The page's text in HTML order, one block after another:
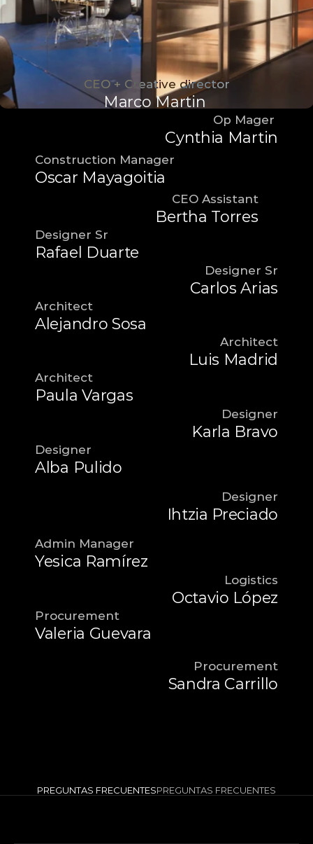
CEO + Creative director
Marco Martin
Op Mager
Cynthia Martin
Construction Manager
Oscar Mayagoitia
CEO Assistant
Bertha Torres
Designer Sr
Rafael Duarte
Designer Sr
Carlos Arias
Architect
Alejandro Sosa
Architect
Luis Madrid
Architect
Paula Vargas
Designer
Karla Bravo
Designer
Alba Pulido
Designer
Ihtzia Preciado
Admin Manager
Yesica Ramírez
Logistics
Octavio López
Procurement
Valeria Guevara
Procurement
Sandra Carrillo
PREGUNTAS FRECUENTESPREGUNTAS FRECUENTES